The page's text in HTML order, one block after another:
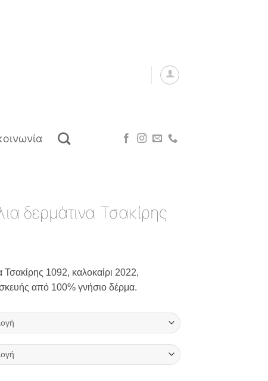
δερμάτινα Τσακίρης
Τσακίρης 1092, καλοκαίρι 2022,
από 100% γνήσιο δέρμα.